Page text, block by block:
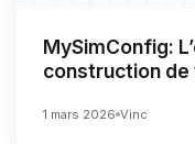
MySimConfig:
construction de
1 mars 2026 Vinc